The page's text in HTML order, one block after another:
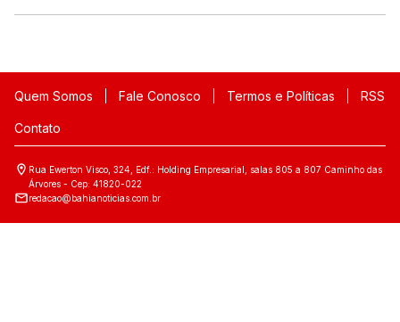
Quem Somos Fale Conosco Termos e Políticas RSS
Contato
Rua Ewerton Visco, 324, Edf.: Holding Empresarial, salas 805 a 807 Caminho das
Árvores - Cep: 41820-022
redacao@bahianoticias.com.br